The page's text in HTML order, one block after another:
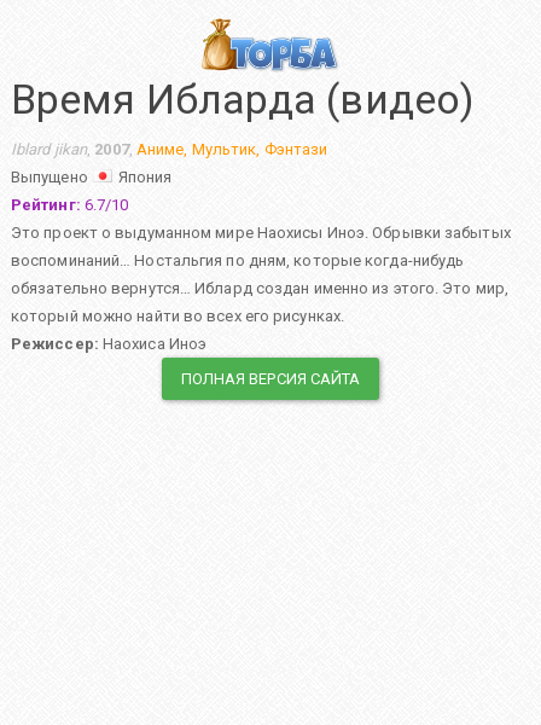
Время Ибларда (видео)
Iblard jikan, 2007, Аниме, Мультик, Фэнтази
Выпущено
Япония
Рейтинг: 6.7/10
Это проект о выдуманном мире Наохисы Иноэ. Обрывки забытых
воспоминаний… Ностальгия по дням, которые когда-нибудь
обязательно вернутся… Иблард создан именно из этого. Это мир,
который можно найти во всех его рисунках.
Режиссер: Наохиса Иноэ
ПОЛНАЯ ВЕРСИЯ САЙТА